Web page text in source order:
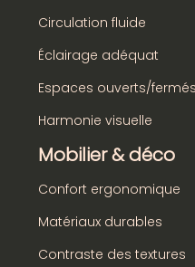
Circulation fluide
Éclairage adéquat
Espaces ouverts/fermés
Harmonie visuelle
Mobilier & déco
Confort ergonomique
Matériaux durables
Contraste des textures